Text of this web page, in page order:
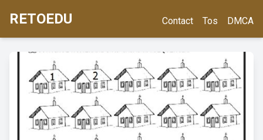
RETOEDU Contact Tos DMCA